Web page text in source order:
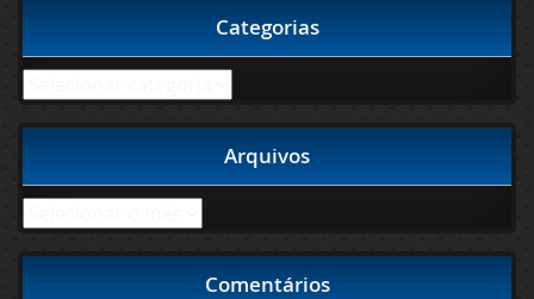
Categorias
Arquivos
Comentários